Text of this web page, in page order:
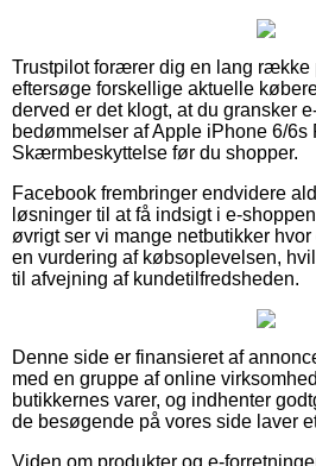
Trustpilot forærer dig en lang række
eftersøge forskellige aktuelle
derved er det klogt, at du gransker
bedømmelser af Apple iPhone 6/
Skærmbeskyttelse før du shopper.
Facebook frembringer endvidere
løsninger til at få indsigt i e-
øvrigt ser vi mange netbutikker
en vurdering af købsoplevelsen,
til afvejning af kundetilfredsheden.
Denne side er finansieret af
med en gruppe af online
butikkernes varer, og indhenter
de besøgende på vores side laver
Viden om produkter og e-